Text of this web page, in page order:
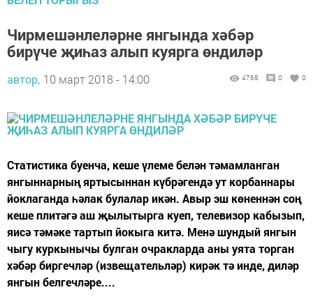
Чирмешәнлеләрне янгында хәбәр
бирүче җиһаз алып куярга өндиләр
автор, 10 март 2018 - 14:00 4768 0 0
Статистика буенча, кеше үлеме белән тәмамланган
янгыннарның яртысыннан күбрәгендә ут корбаннары
йоклаганда һәлак булалар икән. Авыр эш көненнән соң
кеше плитәгә аш җылытырга куеп, телевизор кабызып,
яисә тәмәке тартып йокыга китә. Менә шундый янгын
чыгу куркынычы булган очракларда аны уята торган
хәбәр биргечләр (извещательләр) кирәк тә инде, диләр
янгын белгечләре....